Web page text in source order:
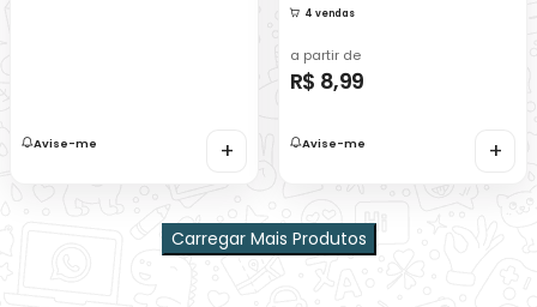
Avise-me +
4 vendas
a partir de
R$ 8,99
Avise-me +
Carregar Mais Produtos